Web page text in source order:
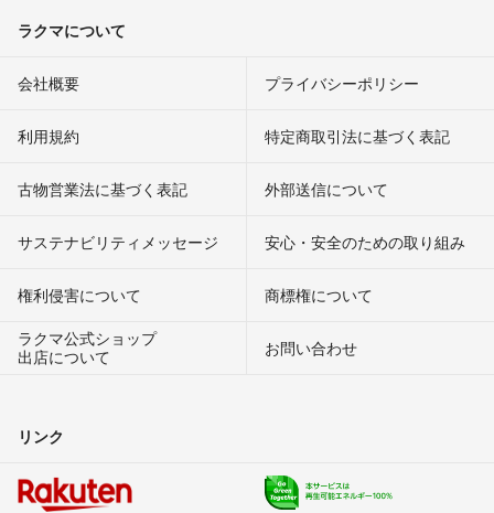
ラクマについて
会社概要 プライバシーポリシー
利用規約 特定商取引法に基づく表記
古物営業法に基づく表記 外部送信について
サステナビリティメッセージ 安心・安全のための取り組み
権利侵害について
商標権について
ラクマ公式ショップ
出店について
お問い合わせ
リンク